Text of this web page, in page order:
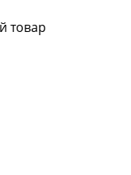
товар